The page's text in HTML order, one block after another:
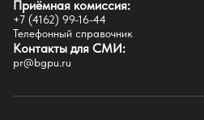
Естественно-географический
Историко-филологический факультет
Факультет иностранных языков
Факультет педагогики и психологии
Факультет физической культуры и
Подготовительное отделение для
Приёмная комиссия:
+7 (4162) 99-16-44
Телефонный справочник
Контакты для СМИ:
pr@bgpu.ru